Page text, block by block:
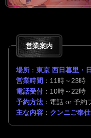
営業案内
場所 ： 東京 西日暮里・
営業時間 ：11時～23時
電話受付：10時～22時
予約方法 ：電話 or 予約
主な内容 ： クンニご奉